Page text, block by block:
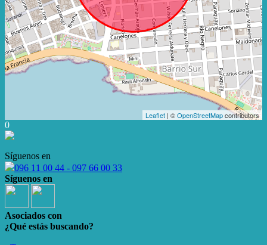
Leaflet | ©OpenStreetMapcontributors
0
Síguenos en
096 11 00 44 - 097 66 00 33
Síguenos en
Asociados con
¿Qué estás buscando?